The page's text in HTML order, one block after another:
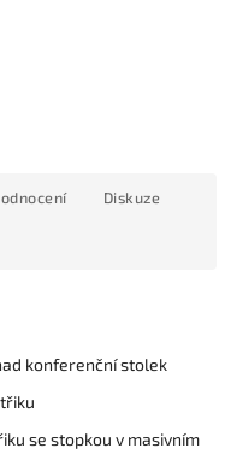
Diskuze
konferenční stolek
se stopkou v masivním